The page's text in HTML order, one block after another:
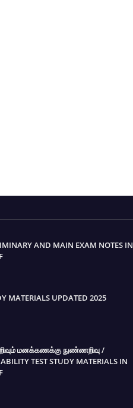
AND MAIN EXAM NOTES IN
MATERIALS UPDATED 2025
மனக்கணக்கு நுண்ணறிவு /
TEST STUDY MATERIALS IN